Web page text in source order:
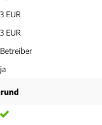
3 EUR
3 EUR
Betreiber
ja